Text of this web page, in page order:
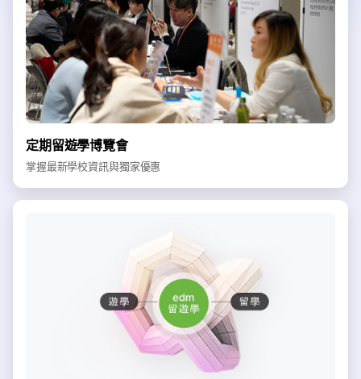
定期留遊學博覽會
掌握最新學校資訊與獨家優惠